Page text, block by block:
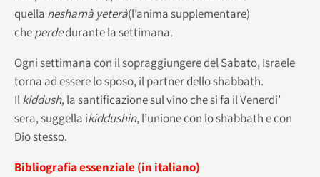
quella neshamà yeterà(l’anima supplementare)
cheperdedurante la settimana.
Ogni settimana con il sopraggiungere del Sabato, Israele
torna ad essere lo sposo, il partner dello shabbath.
Ilkiddush, la santificazione sul vino che si fa il Venerdi’
sera, suggella ikiddushin, l’unione con lo shabbath e con
Dio stesso.
Bibliografia essenziale (in italiano)